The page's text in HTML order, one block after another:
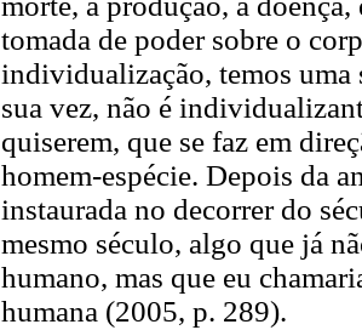
tomada de poder sobre o
individualização, temos uma
sua vez, não é
quiserem, que se faz em
homem-espécie. Depois da
instaurada no decorrer do
mesmo século, algo que já
humano, mas que eu
humana (2005, p. 289).